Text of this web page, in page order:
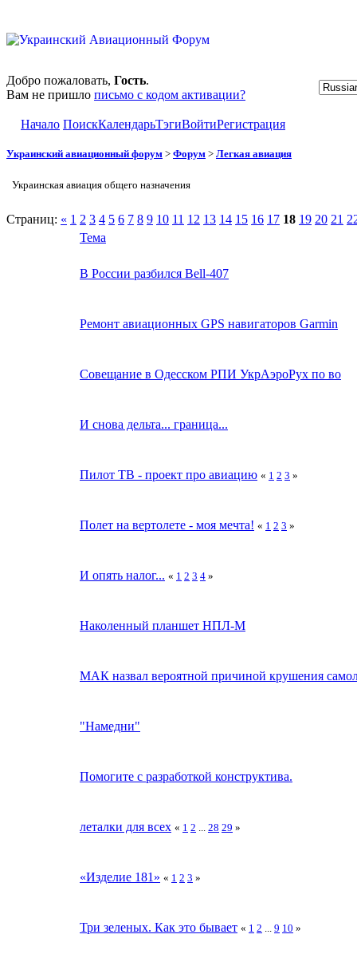
Добро пожаловать, Гость.
Вам не пришло письмо с кодом активации?
Начало ПоискКалендарьТэгиВойтиРегистрация
Украинский авиационный форум > Форум > Легкая авиация
Украинская авиация общего назначения
Страниц: « 1 2 3 4 5 6 7 8 9 10 11 12 13 14 15 16 17 18 19 20 21
Тема
В России разбился Bell-407
Ремонт авиационных GPS навигаторов Garmin
Совещание в Одесском РПИ УкрАэроРух по во
И снова дельта... граница...
Пилот ТВ - проект про авиацию « 1 2 3 »
Полет на вертолете - моя мечта! « 1 2 3 »
И опять налог... « 1 2 3 4 »
Наколенный планшет НПЛ-М
МАК назвал вероятной причиной крушения
"Намедни"
Помогите с разработкой конструктива.
леталки для всех « 1 2 28 29 »
«Изделие 181» « 1 2 3 »
Три зеленых. Как это бывает « 1 2 9 10 »